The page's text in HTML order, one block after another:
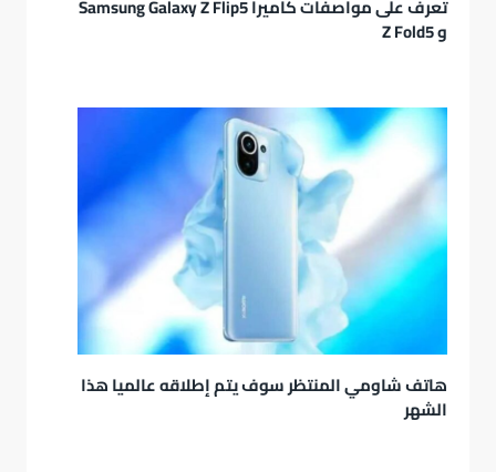
تعرف على مواصفات كاميرا Samsung Galaxy Z Flip5
و Z Fold5
هاتف شاومي المنتظر سوف يتم إطلاقه عالميا هذا
الشهر